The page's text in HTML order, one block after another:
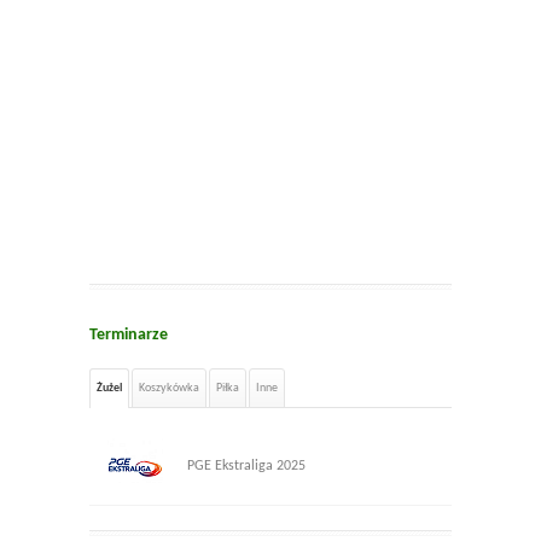
Terminarze
Żużel Koszykówka Piłka Inne
PGE Ekstraliga 2025